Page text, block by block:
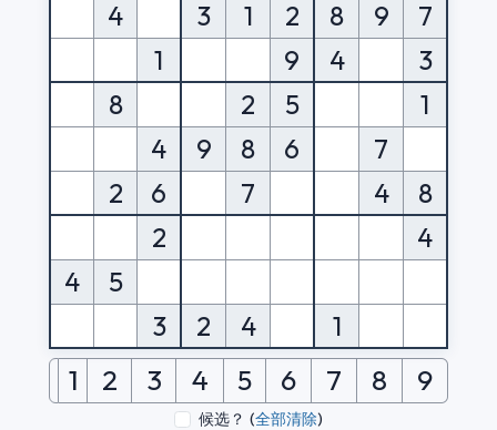
4
3 1 2 8 9
7
1
9 4
3
8
2 5
1
4
9 8 6
7
2
6 7 4
8
2
4
4
5
3
2 4 1
1 2 3 4 5 6 7 8 9
候选？ (全部清除)